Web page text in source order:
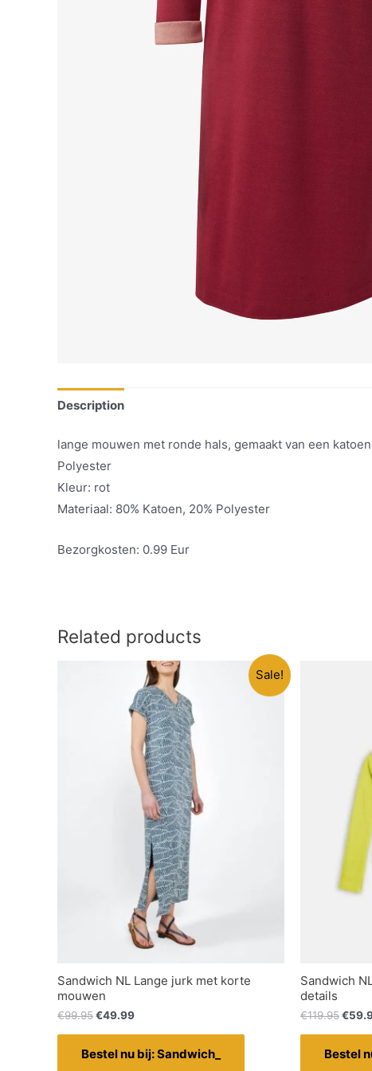
Description
lange mouwen met ronde hals, gemaakt van een
Polyester
Kleur: rot
Materiaal: 80% Katoen, 20% Polyester
Bezorgkosten: 0.99 Eur
Related products
Sale!
Sandwich NL Lange jurk met korte
mouwen
€99.95€49.99
Bestel nu bij: Sandwich_
Sandwich
details
€119.95€
Bestel